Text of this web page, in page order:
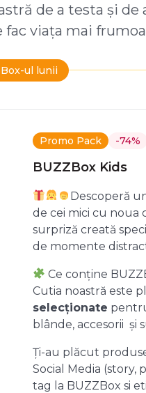
de a testa și de
fac viața mai
ul lunii
Promo Pack -74%
BUZZBox Kids
Descoperă
de cei mici cu noua
surpriză creată
de momente
Ce conține
Cutia noastră este
selecționate
blânde, accesorii și
Ți-au plăcut
Social Media (story,
tag la BUZZBox si